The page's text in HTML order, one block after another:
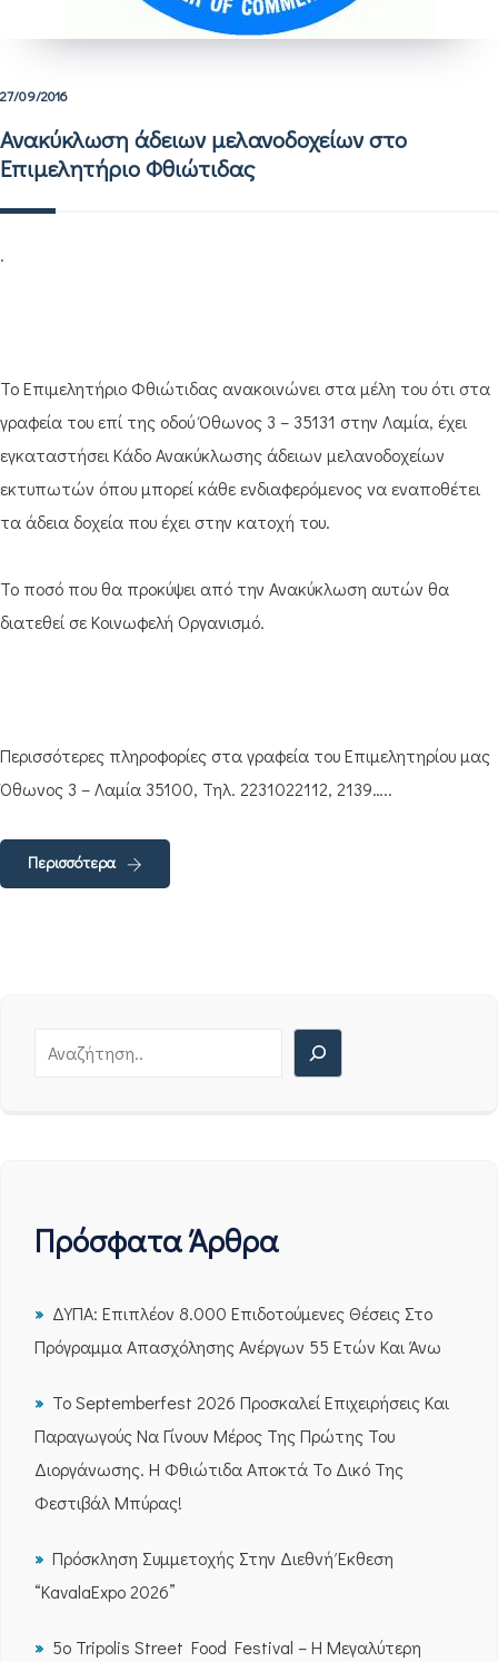
27/09/2016
Ανακύκλωση άδειων μελανοδοχείων στο
Επιμελητήριο Φθιώτιδας
.
Το Επιμελητήριο Φθιώτιδας ανακοινώνει στα μέλη του ότι στα
γραφεία του επί της οδού Όθωνος 3 – 35131 στην Λαμία, έχει
εγκαταστήσει Κάδο Ανακύκλωσης άδειων μελανοδοχείων
εκτυπωτών όπου μπορεί κάθε ενδιαφερόμενος να εναποθέτει
τα άδεια δοχεία που έχει στην κατοχή του.
Το ποσό που θα προκύψει από την Ανακύκλωση αυτών θα
διατεθεί σε Κοινωφελή Οργανισμό.
Περισσότερες πληροφορίες στα γραφεία του Επιμελητηρίου μας
Όθωνος 3 – Λαμία 35100, Τηλ. 2231022112, 2139…..
Περισσότερα
Πρόσφατα Άρθρα
ΔΥΠΑ: Επιπλέον 8.000 Επιδοτούμενες Θέσεις Στο
Πρόγραμμα Απασχόλησης Ανέργων 55 Ετών Και Άνω
Το Septemberfest 2026 Προσκαλεί Επιχειρήσεις Και
Παραγωγούς Να Γίνουν Μέρος Της Πρώτης Του
Διοργάνωσης. Η Φθιώτιδα Αποκτά Το Δικό Της
Φεστιβάλ Μπύρας!
Πρόσκληση Συμμετοχής Στην Διεθνή Έκθεση
“KavalaExpo 2026”
5ο Tripolis Street Food Festival – Η Μεγαλύτερη